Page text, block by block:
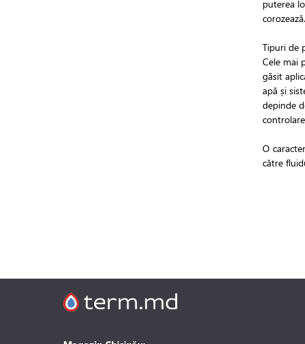
puterea
corozează.
Tipuri de
Cele mai
găsit
apă și
depinde
O
către